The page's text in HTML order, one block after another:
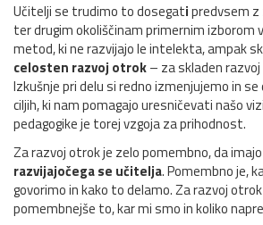
Učitelji se trudimo to dosegatipredvsem
ter drugim okoliščinam primernim izborom
metod, ki ne razvijajo le intelekta, ampak
celosten razvoj otrok– za skladen razvoj
Izkušnje pri delu si redno izmenjujemo in
ciljih, ki nam pomagajo uresničevati našo
pedagogike je torej vzgoja za prihodnost.
Za razvoj otrok je zelo pomembno, da
razvijajočega se učitelja. Pomembno je,
govorimo in kako to delamo. Za razvoj
pomembnejše to, kar mi smo in koliko